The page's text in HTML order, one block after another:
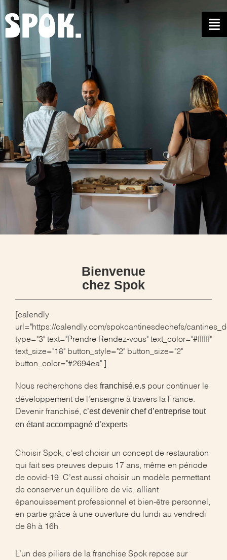
Bienvenue
chez Spok
[calendly
url="https://calendly.com/spokcantinesdechefs/
type="3" text="Prendre Rendez-vous" text_color="#ffffff"
text_size="18" button_style="2" button_size="2"
button_color="#2694ea" ]
Nous recherchons des franchisé.e.s pour continuer le
développement de l’enseigne à travers la France.
Devenir franchisé, c’est devenir chef d’entreprise tout
en étant accompagné d’experts
Choisir Spok, c’est choisir un concept de restauration
qui fait ses preuves depuis 17 ans, même en période
de covid-19. C’est aussi choisir un modèle permettant
de conserver un équilibre de vie, alliant
épanouissement professionnel et bien-être personnel,
en partie grâce à une ouverture du lundi au vendredi
de 8h à 16h
L’un des piliers de la franchise Spok repose sur